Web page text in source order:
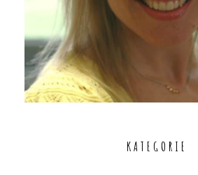
KATEGORIE